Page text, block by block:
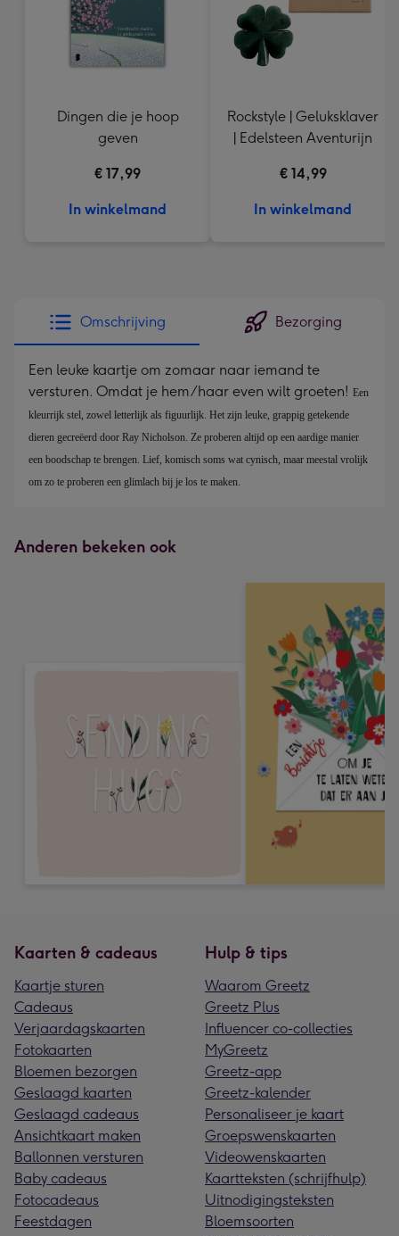
Dingen die je hoop
geven
€ 17,99
In winkelmand
Rockstyle | Geluksklaver
| Edelsteen Aventurijn
€ 14,99
In winkelmand
Omschrijving Bezorging
Een leuke kaartje om zomaar naar iemand te
versturen. Omdat je hem/haar even wilt groeten! Een
kleurrijk stel, zowel letterlijk als figuurlijk. Het zijn leuke, grappig getekende
dieren gecreëerd door Ray Nicholson. Ze proberen altijd op een aardige manier
een boodschap te brengen. Lief, komisch soms wat cynisch, maar meestal vrolijk
om zo te proberen een glimlach bij je los te maken.
Anderen bekeken ook
Kaarten & cadeaus
Kaartje sturen
Cadeaus
Verjaardagskaarten
Fotokaarten
Bloemen bezorgen
Geslaagd kaarten
Geslaagd cadeaus
Ansichtkaart maken
Ballonnen versturen
Baby cadeaus
Fotocadeaus
Feestdagen
Hulp & tips
Waarom Greetz
Greetz Plus
Influencer co-collecties
MyGreetz
Greetz-app
Greetz-kalender
Personaliseer je kaart
Groepswenskaarten
Videowenskaarten
Kaartteksten (schrijfhulp)
Uitnodigingsteksten
Bloemsoorten